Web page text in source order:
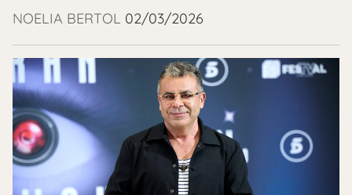
NOELIA BERTOL 02/03/2026